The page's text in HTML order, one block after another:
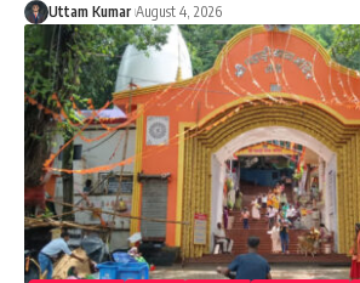
Uttam Kumar August 4, 2026